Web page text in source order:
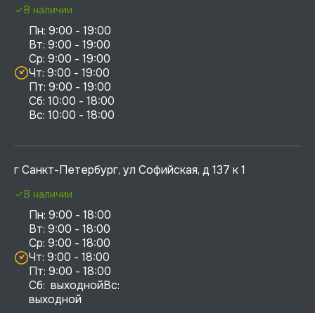
Пн: 9:00 - 19:00
Вт: 9:00 - 19:00
Ср: 9:00 - 19:00
Чт: 9:00 - 19:00
Пт: 9:00 - 19:00
Сб: 10:00 - 18:00
В наличии
г Санкт-Петербург, ул Софийская, д 137 к 1
Пн: 9:00 - 18:00
Вт: 9:00 - 18:00
Ср: 9:00 - 18:00
Чт: 9:00 - 18:00
Пт: 9:00 - 18:00
Сб:  выходнойВс:
выходной
В наличии